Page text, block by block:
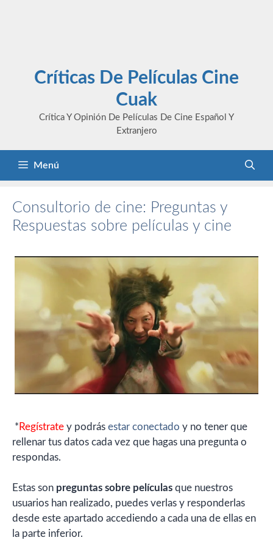
Críticas De Películas Cine
Cuak
Crítica Y Opinión De Películas De Cine Español Y
Extranjero
Menú
Consultorio de cine: Preguntas y
Respuestas sobre películas y cine
* Regístrate y podrás estar conectado y no tener que
rellenar tus datos cada vez que hagas una pregunta o
respondas.
Estas son preguntas sobre películas que nuestros
usuarios han realizado, puedes verlas y responderlas
desde este apartado accediendo a cada una de ellas en
la parte inferior.